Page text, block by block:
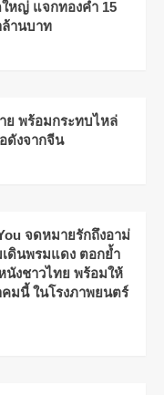
หญ่ แจกทองคำ 15
ล้านบาท
ย พร้อมกระทบไหล่
ดังจากจีน
จดหมายรักถึงอาม่
ดินพรมแดง ตอกย้ำ
นังชาวไทย พร้อมให้
มนี้ ในโรงภาพยนตร์